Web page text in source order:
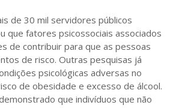
de 30 mil servidores públicos
que fatores psicossociais associados
de contribuir para que as pessoas
de risco. Outras pesquisas já
psicológicas adversas no
de obesidade e excesso de álcool.
que indivíduos que não